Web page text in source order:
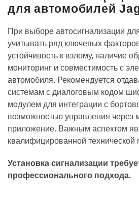
для автомобилей
При выборе автосигнализации
учитывать ряд ключевых
устойчивость к взлому, наличие
мониторинг и совместимость с
автомобиля. Рекомендуется
системам с диалоговым кодом
модулем для интеграции с
возможностью управления через
приложение. Важным аспектом
квалифицированной технической
Установка сигнализации
профессионального подхода.